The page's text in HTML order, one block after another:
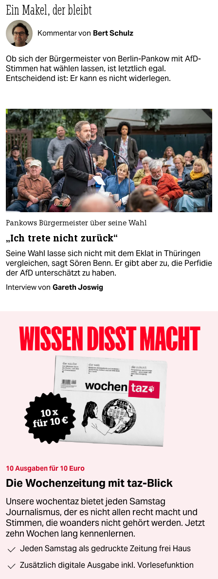
Ein Makel, der bleibt
Kommentar von Bert Schulz
Ob sich der Bürgermeister von Berlin-Pankow mit AfD-
Stimmen hat wählen lassen, ist letztlich egal.
Entscheidend ist: Er kann es nicht widerlegen.
Pankows Bürgermeister über seine Wahl
„Ich trete nicht zurück“
Seine Wahl lasse sich nicht mit dem Eklat in Thüringen
vergleichen, sagt Sören Benn. Er gibt aber zu, die Perfidie
der AfD unterschätzt zu haben.
Interview von Gareth Joswig
10 Ausgaben für 10 Euro
Die Wochenzeitung mit taz-Blick
Unsere wochentaz bietet jeden Samstag
Journalismus, der es nicht allen recht macht und
Stimmen, die woanders nicht gehört werden. Jetzt
zehn Wochen lang kennenlernen.
Jeden Samstag als gedruckte Zeitung frei Haus
Zusätzlich digitale Ausgabe inkl. Vorlesefunktion